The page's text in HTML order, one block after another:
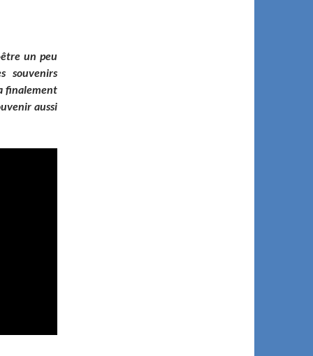
un peu
souvenirs
finalement
aussi